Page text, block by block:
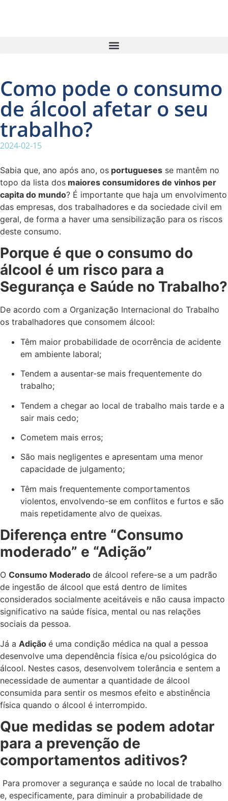
Como pode o consumo
de álcool afetar o seu
trabalho?
2024-02-15
Sabia que, ano após ano, os portugueses se mantêm no
topo da lista dos maiores consumidores de vinhos per
capita do mundo? É importante que haja um envolvimento
das empresas, dos trabalhadores e da sociedade civil em
geral, de forma a haver uma sensibilização para os riscos
deste consumo.
Porque é que o consumo do
álcool é um risco para a
Segurança e Saúde no Trabalho?
De acordo com a Organização Internacional do Trabalho
os trabalhadores que consomem álcool:
Têm maior probabilidade de ocorrência de acidente
em ambiente laboral;
Tendem a ausentar-se mais frequentemente do
trabalho;
Tendem a chegar ao local de trabalho mais tarde e a
sair mais cedo;
Cometem mais erros;
São mais negligentes e apresentam uma menor
capacidade de julgamento;
Têm mais frequentemente comportamentos
violentos, envolvendo-se em conflitos e furtos e são
mais repetidamente alvo de queixas.
Diferença entre “Consumo
moderado” e “Adição”
O Consumo Moderado de álcool refere-se a um padrão
de ingestão de álcool que está dentro de limites
considerados socialmente aceitáveis e não causa impacto
significativo na saúde física, mental ou nas relações
sociais da pessoa.
Já a Adição é uma condição médica na qual a pessoa
desenvolve uma dependência física e/ou psicológica do
álcool. Nestes casos, desenvolvem tolerância e sentem a
necessidade de aumentar a quantidade de álcool
consumida para sentir os mesmos efeito e abstinência
física quando o álcool é interrompido.
Que medidas se podem adotar
para a prevenção de
comportamentos aditivos?
Para promover a segurança e saúde no local de trabalho
e, especificamente, para diminuir a probabilidade de